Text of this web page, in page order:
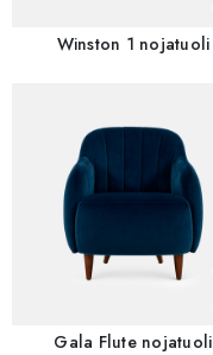
Winston 1 nojatuoli
Gala Flute nojatuoli